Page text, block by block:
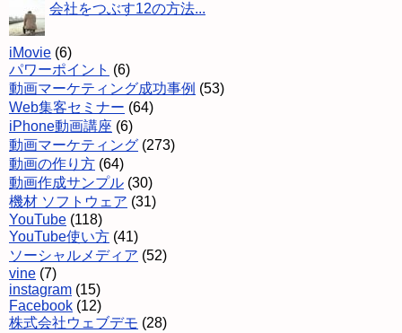
会社をつぶす12の方法...
iMovie (6)
パワーポイント (6)
動画マーケティング成功事例 (53)
Web集客セミナー (64)
iPhone動画講座 (6)
動画マーケティング (273)
動画の作り方 (64)
動画作成サンプル (30)
機材 ソフトウェア (31)
YouTube (118)
YouTube使い方 (41)
ソーシャルメディア (52)
vine (7)
instagram (15)
Facebook (12)
株式会社ウェブデモ (28)